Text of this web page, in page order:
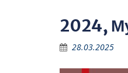
2024,
28.03.2025